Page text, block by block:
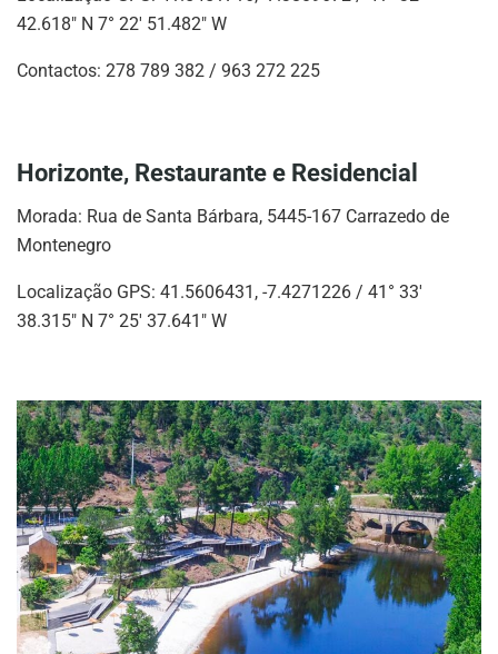
42.618″ N 7° 22′ 51.482″ W
Contactos: 278 789 382 / 963 272 225
Horizonte, Restaurante e Residencial
Morada: Rua de Santa Bárbara, 5445-167 Carrazedo de
Montenegro
Localização GPS: 41.5606431, -7.4271226 / 41° 33′
38.315″ N 7° 25′ 37.641″ W